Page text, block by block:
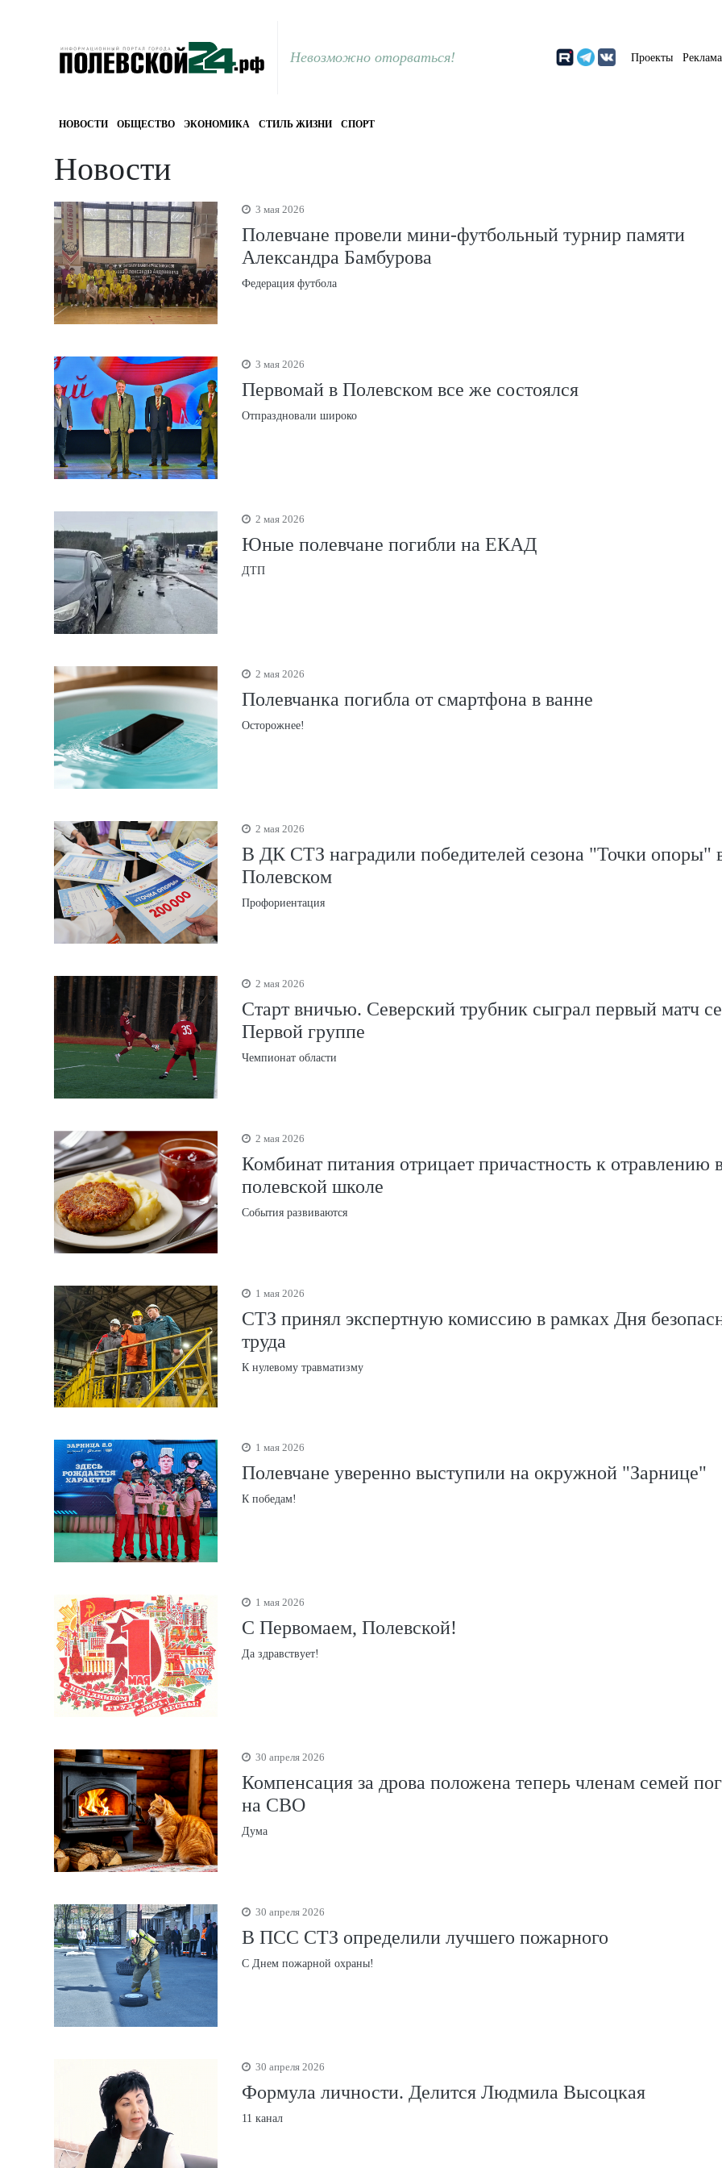
Невозможно оторваться! Проекты Реклама
НОВОСТИ ОБЩЕСТВО ЭКОНОМИКА СТИЛЬ ЖИЗНИ СПОРТ
Новости
3 мая 2026
Полевчане провели мини-футбольный турнир памяти
Александра Бамбурова
Федерация футбола
3 мая 2026
Первомай в Полевском все же состоялся
Отпраздновали широко
2 мая 2026
Юные полевчане погибли на ЕКАД
ДТП
2 мая 2026
Полевчанка погибла от смартфона в ванне
Осторожнее!
2 мая 2026
В ДК СТЗ наградили победителей сезона "Точки опоры"
Полевском
Профориентация
2 мая 2026
Старт вничью. Северский трубник сыграл первый матч
Первой группе
Чемпионат области
2 мая 2026
Комбинат питания отрицает причастность к отравлению
полевской школе
События развиваются
1 мая 2026
СТЗ принял экспертную комиссию в рамках Дня
труда
К нулевому травматизму
1 мая 2026
Полевчане уверенно выступили на окружной "Зарнице"
К победам!
1 мая 2026
С Первомаем, Полевской!
Да здравствует!
30 апреля 2026
Компенсация за дрова положена теперь членам семей
на СВО
Дума
30 апреля 2026
В ПСС СТЗ определили лучшего пожарного
С Днем пожарной охраны!
30 апреля 2026
Формула личности. Делится Людмила Высоцкая
11 канал